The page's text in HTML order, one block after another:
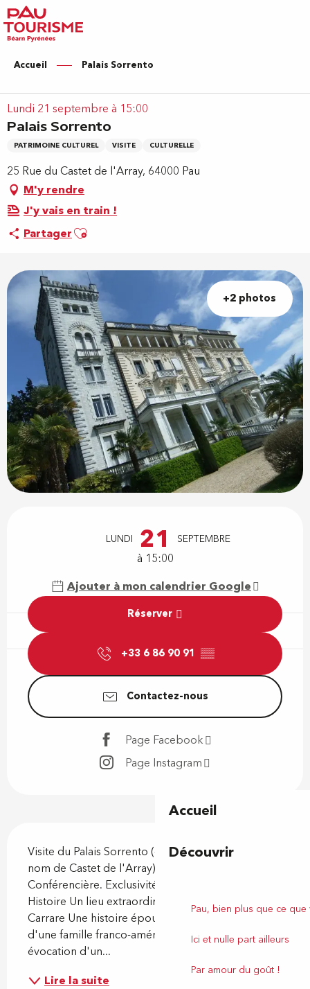
Aller
au
contenu
principal
Accueil
Découvrir
Pau, bien plus que ce
Ici et nulle part ailleurs
Par amour du goût !
Accueil Palais Sorrento
Lundi 21 septembre à 15:00
Palais Sorrento
PATRIMOINE CULTUREL VISITE CULTURELLE
25 Rue du Castet de l'Array, 64000 Pau
M'y rendre
J'y vais en train !
PartagerAjouter aux favoris
+2 photos
LUNDI 21 SEPTEMBRE
à 15:00
Ajouter à mon calendrier Google
Réserver
+33 6 86 90 91 ▒▒
Contactez-nous
Page Facebook
Page Instagram
Visite du Palais Sorrento (également connu sous le
nom de Castet de l'Array) avec Guide
Conférencière. Exclusivité Guide Epicurieuse Art,
Histoire Un lieu extraordinaire bâti en marbre de
Carrare Une histoire époustouflante du destin
d'une famille franco-américaine richissime et
évocation d'un...
Lire la suite